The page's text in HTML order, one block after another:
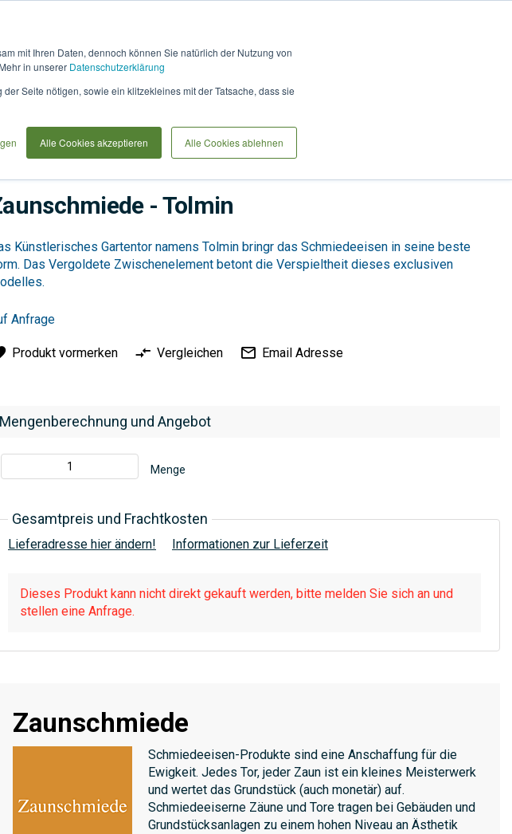
mit Ihren Daten, dennoch können Sie natürlich der Nutzung von
in unserer Datenschutzerklärung
Seite nötigen, sowie ein klitzekleines mit der Tatsache, dass sie
Alle Cookies akzeptieren Alle Cookies ablehnen
it
- Tolmin
Mengenberechnung und Angebot
Menge
Gesamtpreis und Frachtkosten
Lieferadresse hier ändern! Informationen zur Lieferzeit
Dieses Produkt kann nicht direkt gekauft werden, bitte melden Sie sich an und
stellen eine Anfrage.
Zaunschmiede
Schmiedeeisen-Produkte sind eine Anschaffung für die
Ewigkeit. Jedes Tor, jeder Zaun ist ein kleines Meisterwerk
und wertet das Grundstück (auch monetär) auf.
Schmiedeeiserne Zäune und Tore tragen bei Gebäuden und
Grundstücksanlagen zu einem hohen Niveau an Ästhetik
Künstlerisches Gartentor namens Tolmin bringr das Schmiedeeisen in seine beste
Das Vergoldete Zwischenelement betont die Verspieltheit dieses exclusiven
Anfrage
Produkt vormerken Vergleichen Email Adresse